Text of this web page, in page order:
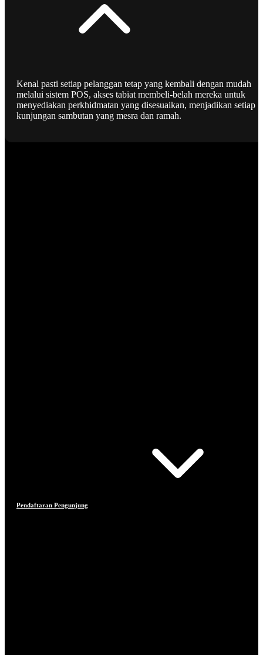
Kenal pasti setiap pelanggan tetap yang kembali dengan mudah
melalui sistem POS, akses tabiat membeli-belah mereka untuk
menyediakan perkhidmatan yang disesuaikan, menjadikan setiap
kunjungan sambutan yang mesra dan ramah.
Pendaftaran Pengunjung